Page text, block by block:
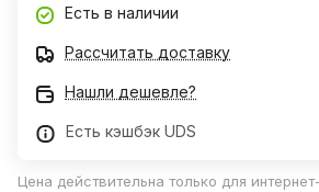
Есть в наличии
Рассчитать доставку
Нашли дешевле?
Есть кэшбэк UDS
Цена действительна только для